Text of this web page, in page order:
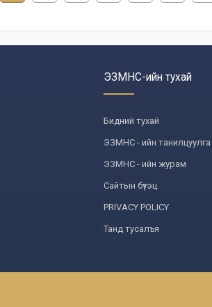
ЭЗМНС-ийн тухай
Бидний тухай
ЭЗМНС - ийн танилцуулга
ЭЗМНС - ийн журам
Сайтын бүтэц
PRIVACY POLICY
Танд тусалъя